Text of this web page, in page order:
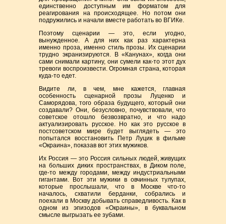
единственно доступным им форматом для
реагирования на происходящее. Но потом они
подружились и начали вместе работать во ВГИКе.
Поэтому сценарии — это, если угодно,
вынужденное. А для них как раз характерна
именно проза, именно стиль прозы. Их сценарии
трудно экранизируются. В «Канунах», когда они
сами снимали картину, они сумели как-то этот дух
тревоги воспроизвести. Огромная страна, которая
куда-то едет.
Видите ли, в чем, мне кажется, главная
особенность сценарной прозы Луценко и
Саморядова, того образа будущего, который они
создавали? Они, безусловно, почувствовали, что
советское отошло безвозвратно, и что надо
актуализировать русское. Но как это русское в
постсоветском мире будет выглядеть — это
попытался восстановить Петр Луцик в фильме
«Окраина», показав вот этих мужиков.
Их Россия — это Россия сильных людей, живущих
на больших диких пространствах, в Диком поле,
где-то между городами, между индустриальными
гигантами. Вот эти мужики в овчинных тулупах,
которые прослышали, что в Москве что-то
началось, схватили берданки, собрались и
поехали в Москву добывать справедливость. Как в
одном из эпизодов «Окраины», в буквальном
смысле выгрызать ее зубами.